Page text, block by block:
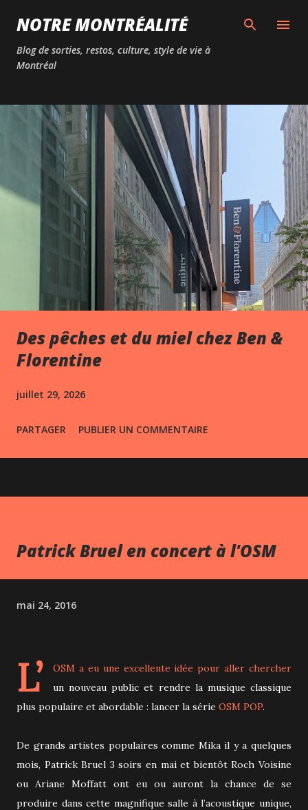
Passer au contenu principal
NOTRE MONTRÉALITÉ
Blog de sorties, restos, culture, style de vie à
Montréal
Des pêches et du miel chez Ben &
Florentine
juillet 29, 2026
PARTAGER PUBLIER UN COMMENTAIRE
Patrick Bruel en concert à l'OSM
mai 24, 2016
L’ OSM a eu une excellente idée pour aller chercher
un nouveau public et rendre la musique classique
plus populaire et abordable : lancer la série OSM POP.
De grands artistes populaires comme Mika il y a quelques
mois, Patrick Bruel 3 soirs en mai et bientôt Roch Voisine
ou Ariane Moffatt ont eu ou auront la chance de se
produire dans cette magnifique salle à l’acoustique unique,